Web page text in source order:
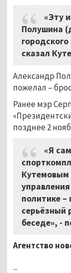
«Эту
Полушина
сказал
Александр
пожелал –
Ранее мэр
позднее 2
«Я
Кутемовым
политике –
серьёзный
беседе», -
Агентство
...